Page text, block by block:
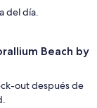
del día.
Beach by
out después de